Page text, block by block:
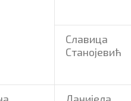
Славица
Станојевић